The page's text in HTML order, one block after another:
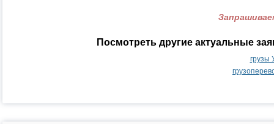
Посмотреть другие актуальные
грузы